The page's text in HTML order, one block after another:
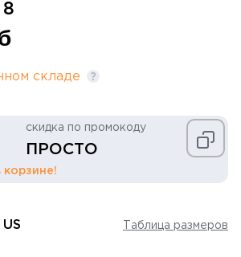
8
складе
скидка по промокоду
ПРОСТО
US Таблица размеров